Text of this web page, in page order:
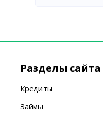
Разделы сайта
Кредиты
Займы